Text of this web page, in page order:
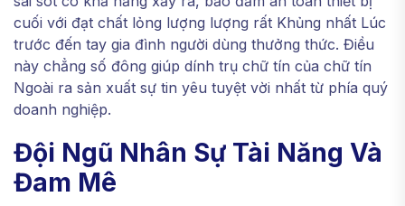
cuối với đạt chất lỏng lượng lượng rất Khủng nhất Lúc
trước đến tay gia đình người dùng thưởng thức. Điều
này chẳng số đông giúp dính trụ chữ tín của chữ tín
Ngoài ra sản xuất sự tin yêu tuyệt vời nhất từ phía quý
doanh nghiệp.
Đội Ngũ Nhân Sự Tài Năng Và
Đam Mê